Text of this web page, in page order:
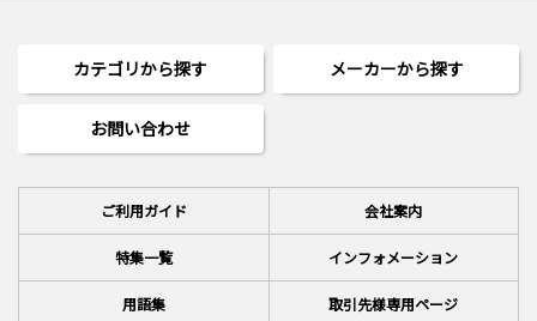
カテゴリから探す メーカーから探す
お問い合わせ
ご利用ガイド 会社案内
特集一覧 インフォメーション
用語集 取引先様専用ページ